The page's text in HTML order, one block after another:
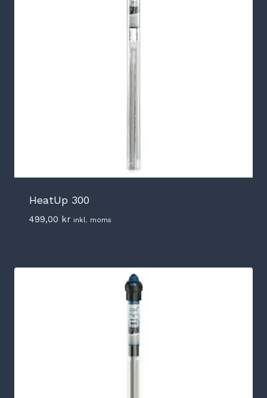
HeatUp 300
499,00 kr inkl. moms